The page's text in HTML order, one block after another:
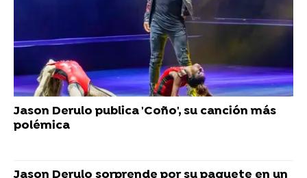
Jason Derulo publica 'Coño', su canción más
polémica